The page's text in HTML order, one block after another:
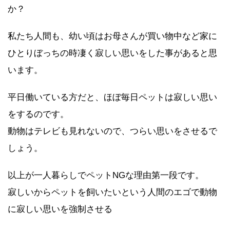
か？
私たち人間も、幼い頃はお母さんが買い物中など家に
ひとりぼっちの時凄く寂しい思いをした事があると思
います。
平日働いている方だと、ほぼ毎日ペットは寂しい思い
をするのです。
動物はテレビも見れないので、つらい思いをさせるで
しょう。
以上が一人暮らしでペットNGな理由第一段です。
寂しいからペットを飼いたいという人間のエゴで動物
に寂しい思いを強制させる